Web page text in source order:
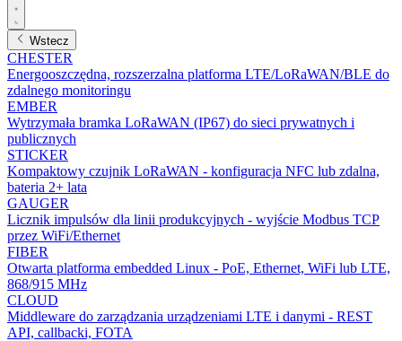
Wstecz
CHESTER
Energooszczędna, rozszerzalna platforma LTE/LoRaWAN/BLE do
zdalnego monitoringu
EMBER
Wytrzymała bramka LoRaWAN (IP67) do sieci prywatnych i
publicznych
STICKER
Kompaktowy czujnik LoRaWAN - konfiguracja NFC lub zdalna,
bateria 2+ lata
GAUGER
Licznik impulsów dla linii produkcyjnych - wyjście Modbus TCP
przez WiFi/Ethernet
FIBER
Otwarta platforma embedded Linux - PoE, Ethernet, WiFi lub LTE,
868/915 MHz
CLOUD
Middleware do zarządzania urządzeniami LTE i danymi - REST
API, callbacki, FOTA